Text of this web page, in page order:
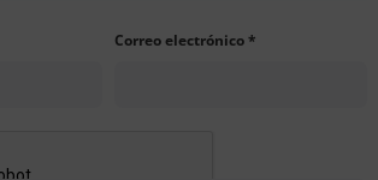
Correo electrónico*